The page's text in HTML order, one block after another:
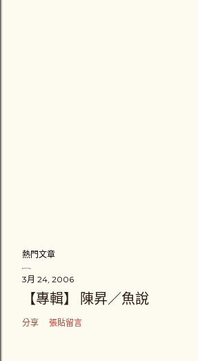
熱門文章
3月 24, 2006
【專輯】 陳昇／魚說
分享 張貼留言